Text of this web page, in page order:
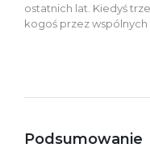
ostatnich lat. Kiedyś
kogoś przez wspólnych
Podsumowanie